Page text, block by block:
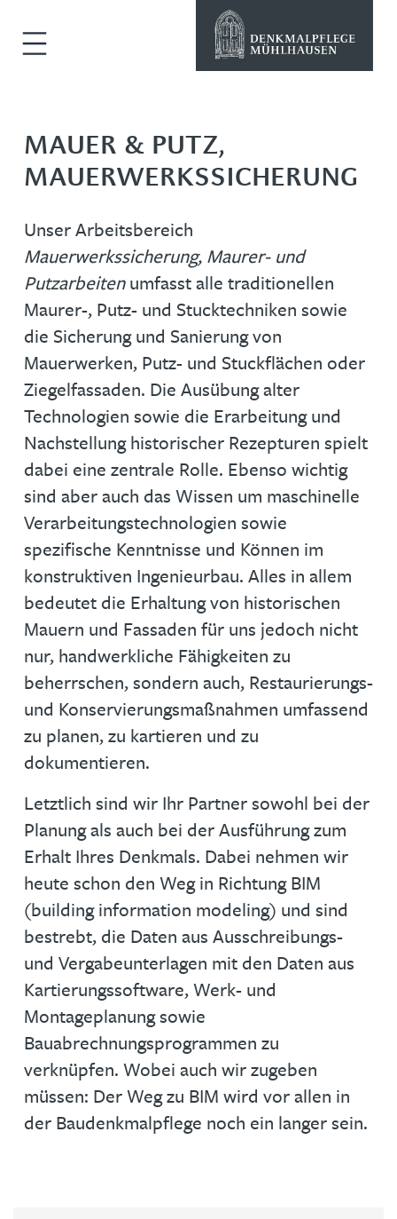
MAUER & PUTZ,
MAUERWERKSSICHERUNG
Unser Arbeitsbereich
Mauerwerkssicherung, Maurer- und
Putzarbeitenumfasst alle traditionellen
Maurer-, Putz- und Stucktechniken sowie
die Sicherung und Sanierung von
Mauerwerken, Putz- und Stuckflächen oder
Ziegelfassaden. Die Ausübung alter
Technologien sowie die Erarbeitung und
Nachstellung historischer Rezepturen spielt
dabei eine zentrale Rolle. Ebenso wichtig
sind aber auch das Wissen um maschinelle
Verarbeitungstechnologien sowie
spezifische Kenntnisse und Können im
konstruktiven Ingenieurbau. Alles in allem
bedeutet die Erhaltung von historischen
Mauern und Fassaden für uns jedoch nicht
nur, handwerkliche Fähigkeiten zu
beherrschen, sondern auch, Restaurierungs-
und Konservierungsmaßnahmen umfassend
zu planen, zu kartieren und zu
dokumentieren.
Letztlich sind wir Ihr Partner sowohl bei der
Planung als auch bei der Ausführung zum
Erhalt Ihres Denkmals. Dabei nehmen wir
heute schon den Weg in Richtung BIM
(building information modeling) und sind
bestrebt, die Daten aus Ausschreibungs-
und Vergabeunterlagen mit den Daten aus
Kartierungssoftware, Werk- und
Montageplanung sowie
Bauabrechnungsprogrammen zu
verknüpfen. Wobei auch wir zugeben
müssen: Der Weg zu BIM wird vor allen in
der Baudenkmalpflege noch ein langer sein.